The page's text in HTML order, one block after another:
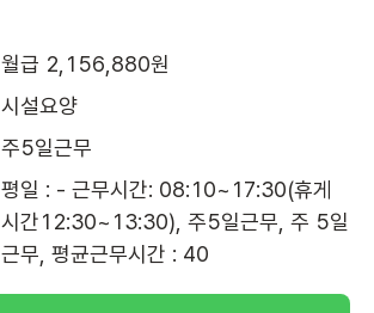
월급 2,156,880원
시설요양
주5일근무
평일 : - 근무시간: 08:10~17:30(휴게
시간12:30~13:30), 주5일근무, 주 5일
근무, 평균근무시간 : 40